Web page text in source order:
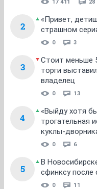
17 411 28
2
«Привет,
страшном
0 3
3
Стоит меньше
торги
владелец
0 13
4
«Выйду хотя
трогательная
куклы-
0 6
5
В
сфинксу
0 11